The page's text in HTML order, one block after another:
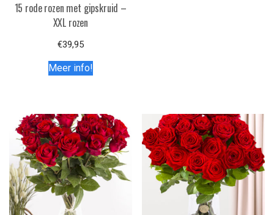
15 rode rozen met gipskruid –
XXL rozen
€39,95
Meer info!